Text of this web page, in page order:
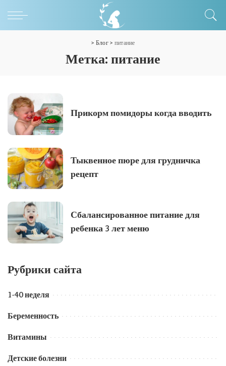
> Блог> питание
Метка: питание
Прикорм помидоры когда вводить
Тыквенное пюре для грудничка
рецепт
Сбалансированное питание для
ребенка 3 лет меню
Рубрики сайта
1-40 неделя
Беременность
Витамины
Детские болезни